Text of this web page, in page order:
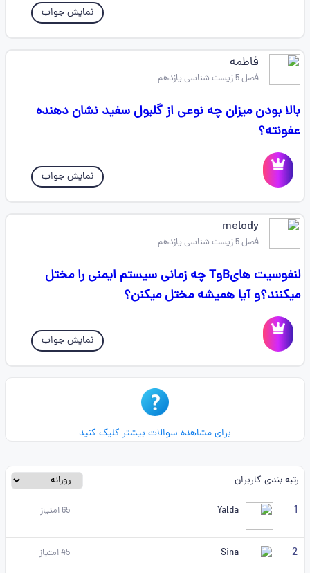
نمایش جواب
فاطمه
فصل 5 زیست شناسی یازدهم
بالا بودن میزان چه نوعی از گلبول سفید نشان دهنده
عفونته؟
نمایش جواب
melody
فصل 5 زیست شناسی یازدهم
لنفوسیت هایBوT چه زمانی سیستم ایمنی را مختل
میکنند؟و آیا همیشه مختل میکنن؟
نمایش جواب
برای مشاهده سوالات بیشتر کلیک کنید
رتبه بندی کاربران
1
Yalda
65امتیاز
2
Sina
45امتیاز